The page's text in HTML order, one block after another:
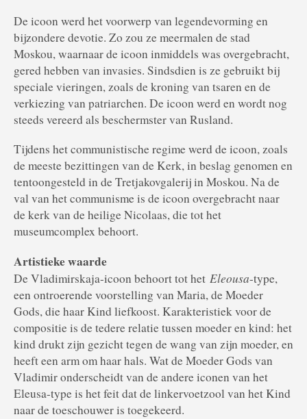
De icoon werd het voorwerp van legendevorming en
bijzondere devotie. Zo zou ze meermalen de stad
Moskou, waarnaar de icoon inmiddels was overgebracht,
gered hebben van invasies. Sindsdien is ze gebruikt bij
speciale vieringen, zoals de kroning van tsaren en de
verkiezing van patriarchen. De icoon werd en wordt nog
steeds vereerd als beschermster van Rusland.
Tijdens het communistische regime werd de icoon, zoals
de meeste bezittingen van de Kerk, in beslag genomen en
tentoongesteld in de Tretjakovgalerij in Moskou. Na de
val van het communisme is de icoon overgebracht naar
de kerk van de heilige Nicolaas, die tot het
museumcomplex behoort.
Artistieke waarde
De Vladimirskaja-icoon behoort tot het Eleousa-type,
een ontroerende voorstelling van Maria, de Moeder
Gods, die haar Kind liefkoost. Karakteristiek voor de
compositie is de tedere relatie tussen moeder en kind: het
kind drukt zijn gezicht tegen de wang van zijn moeder, en
heeft een arm om haar hals. Wat de Moeder Gods van
Vladimir onderscheidt van de andere iconen van het
Eleusa-type is het feit dat de linkervoetzool van het Kind
naar de toeschouwer is toegekeerd.